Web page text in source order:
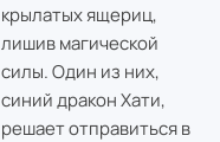
крылатых ящериц,
лишив магической
силы. Один из них,
синий дракон Хати,
решает отправиться в